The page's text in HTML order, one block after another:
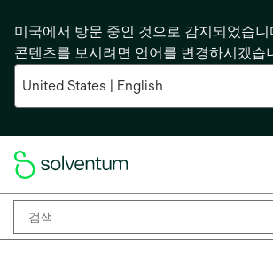
미국에서 방문 중인 것으로 감지되었습니
콘텐츠를 보시려면 언어를 변경하시겠습